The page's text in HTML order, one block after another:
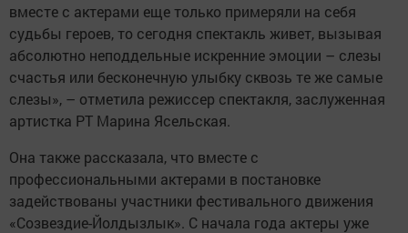
вместе с актерами еще только примеряли на себя
судьбы героев, то сегодня спектакль живет, вызывая
абсолютно неподдельные искренние эмоции – слезы
счастья или бесконечную улыбку сквозь те же самые
слезы», – отметила режиссер спектакля, заслуженная
артистка РТ Марина Ясельская.
Она также рассказала, что вместе с
профессиональными актерами в постановке
задействованы участники фестивального движения
«Созвездие-Йолдызлык». С начала года актеры уже